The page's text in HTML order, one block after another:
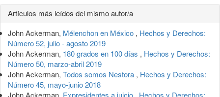
Detalles
del
artículo
Artículos más leídos del mismo autor/a
John Ackerman, Mélenchon en México , Hechos y Derechos:
Número 52, julio - agosto 2019
John Ackerman, 180 grados en 100 días , Hechos y Derechos:
Número 50, marzo-abril 2019
John Ackerman, Todos somos Nestora , Hechos y Derechos:
Número 45, mayo-junio 2018
John Ackerman, Expresidentes a juicio , Hechos y Derechos: